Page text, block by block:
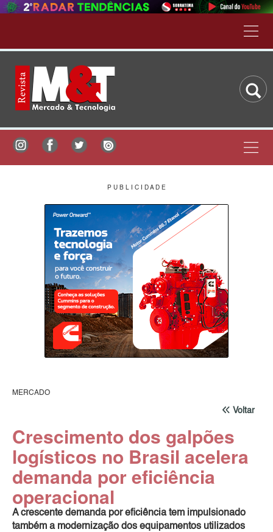
P U B L I C I D A D E
MERCADO
Voltar
Crescimento dos galpões
logísticos no Brasil acelera
demanda por eficiência
operacional
A crescente demanda por eficiência tem impulsionado
também a modernização dos equipamentos utilizados